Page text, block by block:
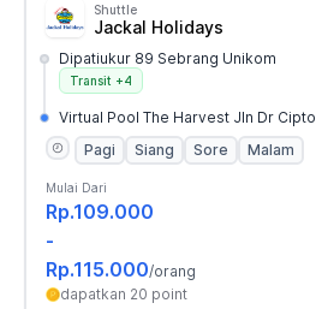
Shuttle
Jackal Holidays
Dipatiukur 89 Sebrang Unikom
Transit +4
Virtual Pool The Harvest Jln Dr Cipto
Pagi
Siang Sore Malam
Mulai Dari
Rp.109.000
-
Rp.115.000/orang
dapatkan 20 point